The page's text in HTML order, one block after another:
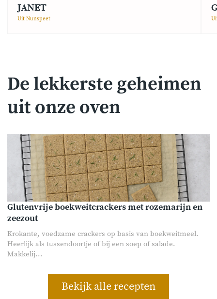
JANET
Uit Nunspeet
De lekkerste geheimen
uit onze oven
Glutenvrije boekweitcrackers met rozemarijn en
zeezout
Krokante, voedzame crackers op basis van boekweitmeel.
Heerlijk als tussendoortje of bij een soep of salade.
Makkelij...
Bekijk alle recepten